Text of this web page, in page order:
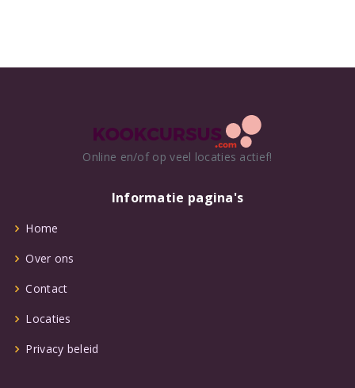
Online en/of op veel locaties actief!
Informatie pagina's
Home
Over ons
Contact
Locaties
Privacy beleid